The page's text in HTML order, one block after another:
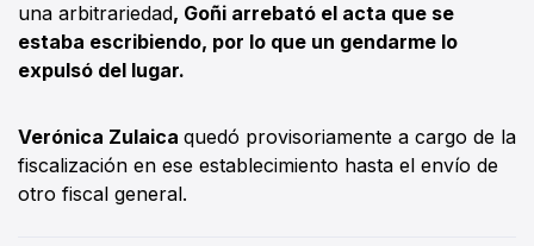
una arbitrariedad, Goñi arrebató el acta que se
estaba escribiendo, por lo que un gendarme lo
expulsó del lugar.
Verónica Zulaica quedó provisoriamente a cargo de la
fiscalización en ese establecimiento hasta el envío de
otro fiscal general.